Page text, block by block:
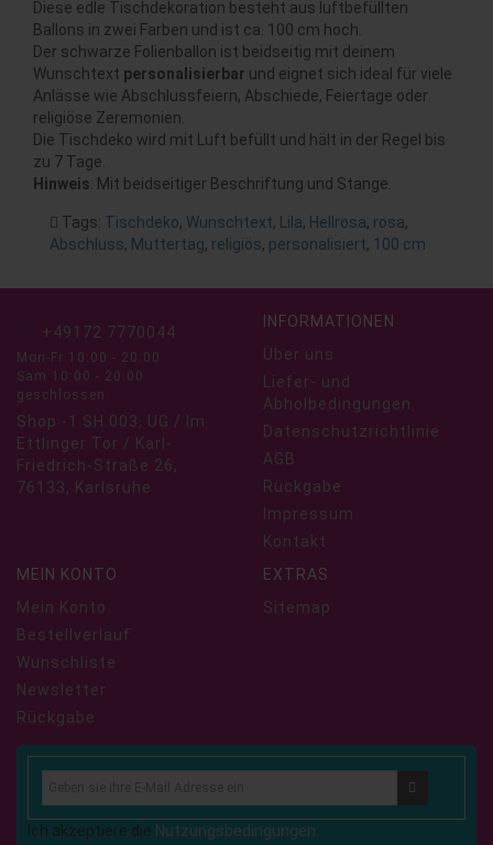
Diese edle Tischdekoration besteht aus luftbefüllten
Ballons in zwei Farben und ist ca. 100 cm hoch.
Der schwarze Folienballon ist beidseitig mit deinem
Wunschtext personalisierbar und eignet sich ideal für viele
Anlässe wie Abschlussfeiern, Abschiede, Feiertage oder
religiöse Zeremonien.
Die Tischdeko wird mit Luft befüllt und hält in der Regel bis
zu 7 Tage.
Hinweis: Mit beidseitiger Beschriftung und Stange.
Tags: Tischdeko, Wunschtext, Lila, Hellrosa, rosa,
Abschluss, Muttertag, religiös, personalisiert, 100 cm
+49172 7770044
Mon-Fr 10:00 - 20:00
Sam 10:00 - 20:00
geschlossen
Shop -1.SH.003, UG / Im
Ettlinger Tor / Karl-
Friedrich-Straße 26,
76133, Karlsruhe
INFORMATIONEN
Über uns
Liefer- und
Abholbedingungen
Datenschutzrichtlinie
AGB
Rückgabe
Impressum
Kontakt
MEIN KONTO
Mein Konto
Bestellverlauf
Wunschliste
Newsletter
Rückgabe
EXTRAS
Sitemap
Ich akzeptiere die Nutzungsbedingungen.